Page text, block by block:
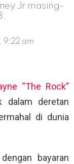
Jr masing-
9:22 am
“The Rock”
dalam deretan
di dunia
bayaran